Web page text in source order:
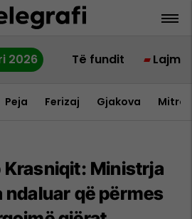
2026 Të fundit Lajme
Peja Ferizaj Gjakova
Krasniqit: Ministrja
ndaluar që përmes